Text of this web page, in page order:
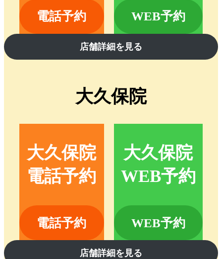
電話予約 WEB予約
店舗詳細を見る
大久保院
大久保院
電話予約
電話予約
大久保院
WEB予約
WEB予約
店舗詳細を見る